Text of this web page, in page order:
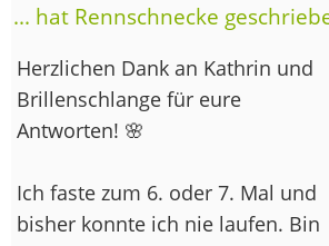
... hat Rennschnecke
Herzlichen Dank an Kathrin und
Brillenschlange für eure
Antworten! 🌸
Ich faste zum 6. oder 7. Mal und
bisher konnte ich nie laufen. Bin